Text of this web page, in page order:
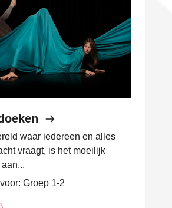
waar iedereen en alles
vraagt, is het moeilijk
Groep 1-2